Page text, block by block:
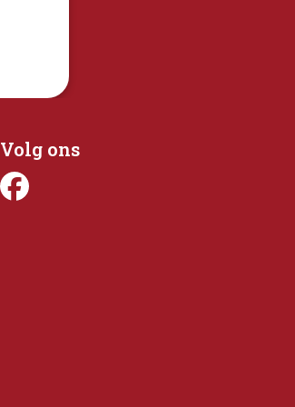
Volg ons